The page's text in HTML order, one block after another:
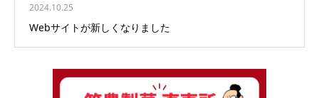
2024.10.25
Webサイトが新しくなりました